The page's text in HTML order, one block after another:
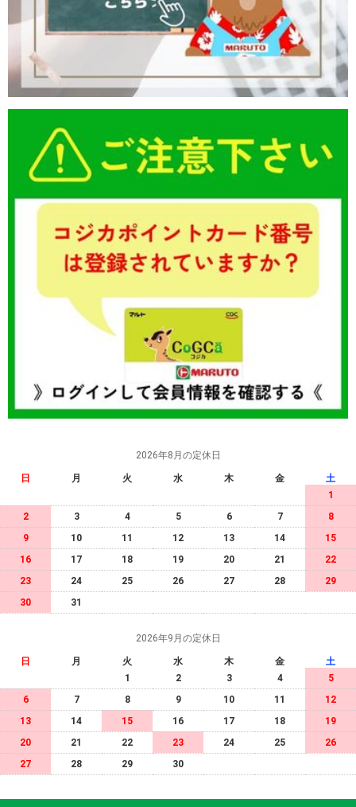
2026年8月の定休日
日 月 火 水 木 金
土
1
2
3 4 5 6 7
8
9
10 11 12 13 14
15
16
17 18 19 20 21
22
23
24 25 26 27 28
29
30
31
2026年9月の定休日
日 月 火 水 木 金
土
1
2 3 4
5
6
7 8 9 10 11
12
13
14 15 16 17 18
19
20
21 22 23 24 25
26
27
28 29 30